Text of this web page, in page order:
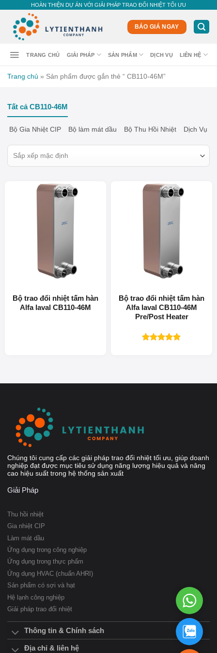
to
content
HOÀN THIỆN DỰ ÁN VỚI GIẢI PHÁP TRAO ĐỔI NHIỆT TỐI ƯU
BÁO GIÁ NGAY
TRANG CHỦ GIẢI PHÁP SẢN PHẨM DỊCH VỤ LIÊN HỆ
Trang chủ » Sản phẩm được gắn thẻ “ CB110-46M”
Tất cả CB110-46M
Bộ Gia Nhiệt CIP Bộ làm mát dầu Bộ Thu Hồi Nhiệt Dịch Vụ
Bộ trao đổi nhiệt tấm hàn
Alfa laval CB110-46M
Bộ trao đổi nhiệt tấm hàn
Alfa laval CB110-46M
Pre/Post Heater
Chúng tôi cung cấp các giải pháp trao đổi nhiệt tối ưu, giúp doanh
nghiệp đạt được mục tiêu sử dụng năng lượng hiệu quả và nâng
cao hiệu suất trong hệ thống sản xuất
Giải Pháp
Thu hồi nhiệt
Gia nhiệt CIP
Làm mát dầu
Ứng dụng trong công nghiệp
Ứng dụng trong thực phẩm
Ứng dụng HVAC (chuẩn AHRI)
Sản phẩm có sợi và hạt
Hệ lạnh công nghiệp
Giải pháp trao đổi nhiệt
Thông tin & Chính sách
Địa chỉ & liên hệ
098
957
3834
098
957
3834